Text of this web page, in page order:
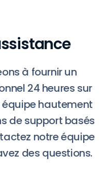
à fournir un
24 heures sur
équipe hautement
de support basés
notre équipe
des questions.